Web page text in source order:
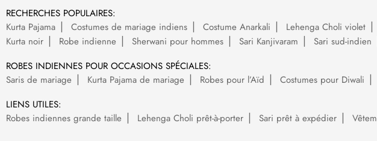
RECHERCHES POPULAIRES:
Kurta Pajama
Costumes de mariage indiens Costume Anarkali Lehenga Choli violet
Kurta noir
Robe indienne Sherwani pour hommes Sari Kanjivaram Sari sud-indien
ROBES INDIENNES POUR OCCASIONS SPÉCIALES:
Saris de mariage
Kurta Pajama de mariage Robes pour l’Aïd Costumes pour Diwali
LIENS UTILES:
Robes indiennes grande taille
Lehenga Choli prêt-à-porter Sari prêt à expédier